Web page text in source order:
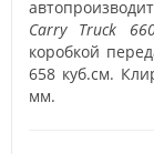
Carry Truck
коробкой
658 куб.см.
мм.